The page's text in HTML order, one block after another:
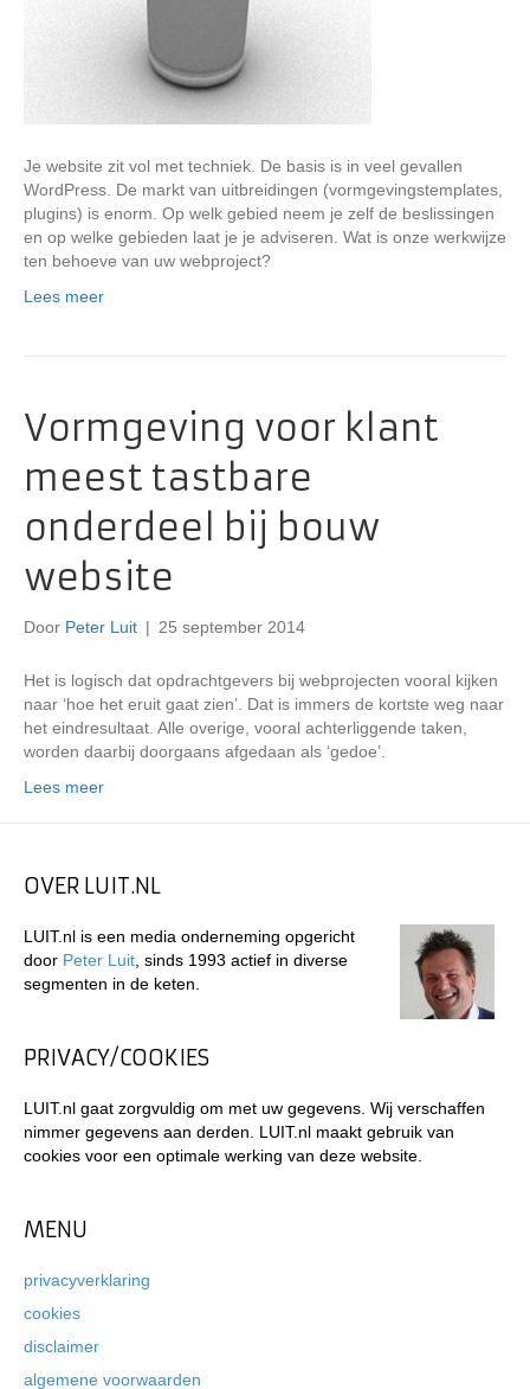
Je website zit vol met techniek. De basis is in veel gevallen
WordPress. De markt van uitbreidingen (vormgevingstemplates,
plugins) is enorm. Op welk gebied neem je zelf de beslissingen
en op welke gebieden laat je je adviseren. Wat is onze werkwijze
ten behoeve van uw webproject?
Lees meer
Vormgeving voor klant
meest tastbare
onderdeel bij bouw
website
Door Peter Luit | 25 september 2014
Het is logisch dat opdrachtgevers bij webprojecten vooral kijken
naar ‘hoe het eruit gaat zien’. Dat is immers de kortste weg naar
het eindresultaat. Alle overige, vooral achterliggende taken,
worden daarbij doorgaans afgedaan als ‘gedoe’.
Lees meer
OVER LUIT.NL
LUIT.nl is een media onderneming opgericht
door Peter Luit , sinds 1993 actief in diverse
segmenten in de keten.
PRIVACY/COOKIES
LUIT.nl gaat zorgvuldig om met uw gegevens. Wij verschaffen
nimmer gegevens aan derden. LUIT.nl maakt gebruik van
cookies voor een optimale werking van deze website.
MENU
privacyverklaring
cookies
disclaimer
algemene voorwaarden